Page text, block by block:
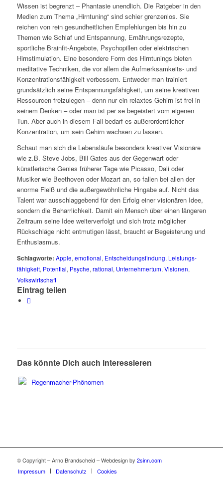
Wissen ist begrenzt – Phantasie unendlich. Die Ratgeber in den
Medien zum Thema „Hirntuning“ sind schier grenzen­los. Sie
reichen von rein gesundheitlichen Empfehlungen bis hin zu
Themen wie Schlaf und Entspannung, Ernährungsre­zepte,
sportliche Brainfit-Angebote, Psychopillen oder elekt­rischen
Hirnstimulation. Eine besondere Form des Hirntu­nings bieten
meditative Techniken, die vor allem die Auf­merksamkeits- und
Konzentrationsfähigkeit verbessern. Entweder man trainiert
grundsätzlich seine Entspannungs­fähigkeit, um seine krea­tiven
Ressourcen freizulegen – denn nur ein relaxtes Gehirn ist frei in
seinem Denken – oder man ist per se begeistert vom eigenen
Tun. Aber auch in diesem Fall bedarf es au­ßerordentlicher
Konzentration, um sein Gehirn wachsen zu lassen.
Schaut man sich die Lebensläufe besonders kreativer Visionäre
wie z.B. Steve Jobs, Bill Gates aus der Gegenwart oder
künstlerische Genies früherer Tage wie Picasso, Dali oder
Musiker wie Beethoven oder Mozart an, so fallen bei allen der
enorme Fleiß und die außergewöhnliche Hingabe auf. Nicht das
Talent war ausschlaggebend für den Erfolg einer visionären Idee,
sondern die Beharrlichkeit. Damit ein Mensch über einen längeren
Zeitraum seine Idee weiterverfolgt und sich trotz möglicher
Rückschläge nicht entmutigen lässt, braucht er Begeisterung und
Enthusiasmus.
Schlagworte: Apple, emotional, Entscheidungsfindung, Leistungs­
fähigkeit, Potential, Psyche, rational, Unternehmertum, Visionen,
Volkswirtschaft
Eintrag teilen
Das könnte Dich auch interessieren
© Copyright – Arno Brandscheid – Webdesign by 2sinn.com
Impressum
Datenschutz Cookies